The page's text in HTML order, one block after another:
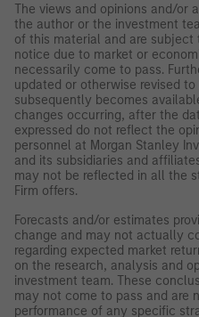
The views and opinions and/or
the author or the investment
of this material and are
notice due to market or
necessarily come to pass.
updated or otherwise revised
subsequently becomes
changes occurring, after the
expressed do not reflect the
personnel at Morgan Stanley
and its subsidiaries and
may not be reflected in all the
Firm offers.
Forecasts and/or estimates
change and may not actually
regarding expected market
on the research, analysis and
investment team. These
may not come to pass and are
performance of any specific